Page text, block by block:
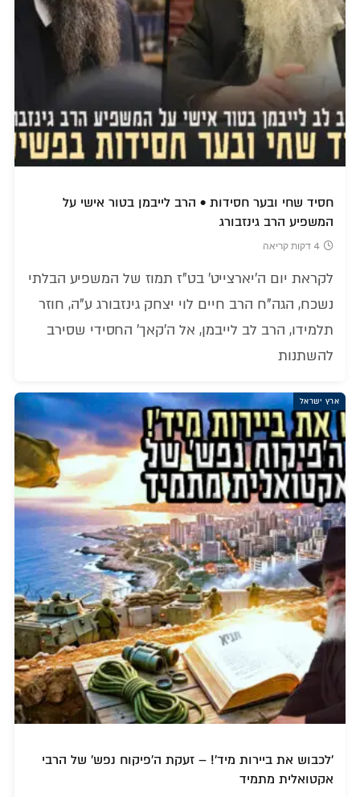
חסיד שחי ובער חסידות • הרב לייבמן בטור אישי על
המשפיע הרב גינזבורג
4 דקות קריאה
לקראת יום ה'יארצייט' בט"ז תמוז של המשפיע הבלתי
נשכח, הגה"ח הרב חיים לוי יצחק גינזבורג ע"ה, חוזר
תלמידו, הרב לב לייבמן, אל ה'קאך' החסידי שסירב
להשתנות
ארץ ישראל
'לכבוש את ביירות מיד'! – זעקת ה'פיקוח נפש' של הרבי
אקטואלית מתמיד